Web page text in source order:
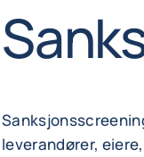
leverandører,